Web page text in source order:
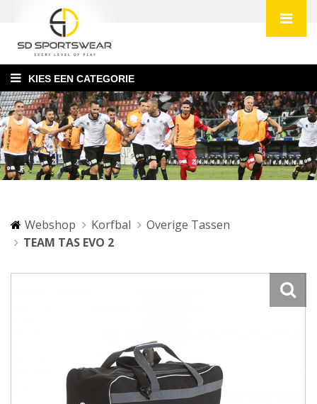
KIES EEN CATEGORIE
Webshop Korfbal
Overige Tassen
TEAM TAS EVO 2